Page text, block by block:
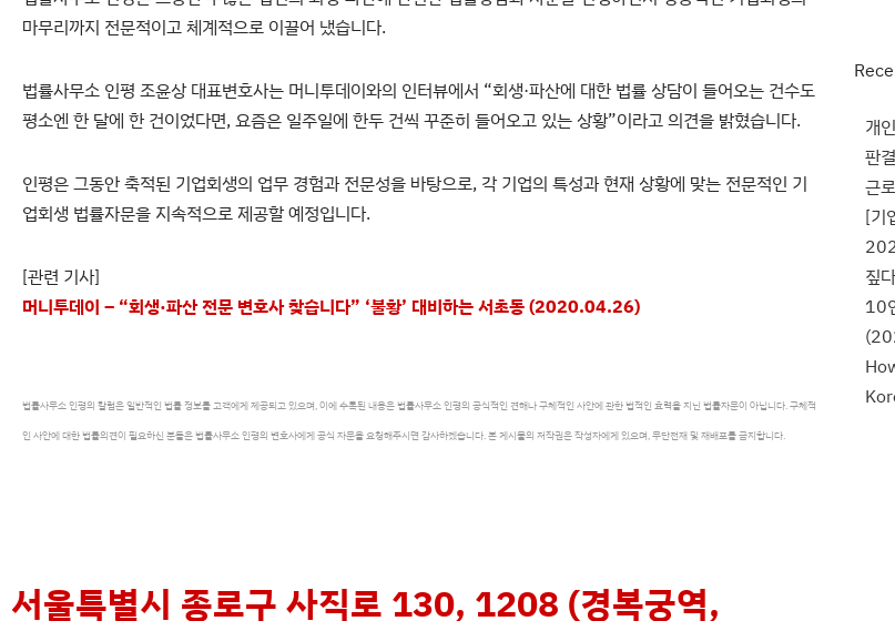
마무리까지 전문적이고 체계적으로 이끌어 냈습니다.
법률사무소 인평 조윤상 대표변호사는 머니투데이와의 인터뷰에서 “회생·파산에 대한 법률 상담이 들어오는 건수도
평소엔 한 달에 한 건이었다면, 요즘은 일주일에 한두 건씩 꾸준히 들어오고 있는 상황”이라고 의견을 밝혔습니다.
인평은 그동안 축적된 기업회생의 업무 경험과 전문성을 바탕으로, 각 기업의 특성과 현재 상황에 맞는 전문적인 기
업회생 법률자문을 지속적으로 제공할 예정입니다.
[관련 기사]
머니투데이 – “회생·파산 전문 변호사 찾습니다” ‘불황’ 대비하는 서초동 (2020.04.26)
법률사무소 인평의 칼럼은 일반적인 법률 정보를 고객에게 제공되고 있으며, 이에 수록된 내용은 법률사무소 인평의 공식적인 견해나 구체적인 사안에 관한 법적인 효력을 지닌 법률자문이 아닙니다. 구체적
인 사안에 대한 법률의견이 필요하신 분들은 법률사무소 인평의 변호사에게 공식 자문을 요청해주시면 감사하겠습니다. 본 게시물의 저작권은 작성자에게 있으며, 무단전재 및 재배포를 금지합니다.
개
판
근
[기
짚
10
서울특별시 종로구 사직로 130, 1208 (경복궁역,